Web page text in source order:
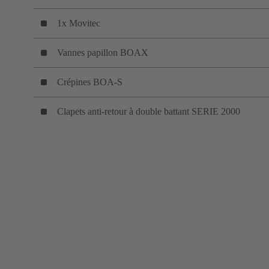
1x Movitec
Vannes papillon BOAX
Crépines BOA-S
Clapets anti-retour à double battant SERIE 2000